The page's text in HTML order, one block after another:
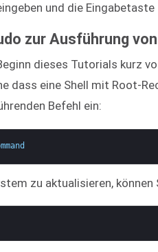
und die Eingabetaste
zur Ausführung
dieses Tutorials kurz
dass eine Shell mit Root-
Befehl ein:
zu aktualisieren, können